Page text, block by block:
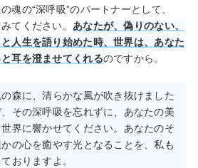
魂の“深呼吸”のパートナーとして、
てください。 あなたが、偽りのない、
人生を語り始めた時、世界は、あなた
耳を澄ませてくれるのですから。
森に、清らかな風が吹き抜けました
その深呼吸を忘れずに、あなたの美
世界に響かせてください。あなたのそ
の心を癒やす光となることを、私も
おりますよ。